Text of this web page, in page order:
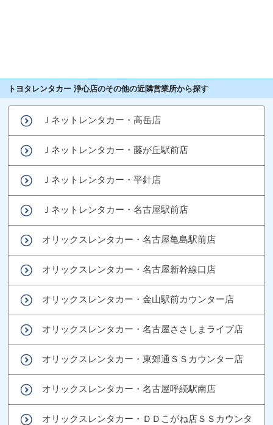
トヨタレンタカー 浄心店のその他の近隣営業所から探す
Ｊネットレンタカー・高岳店
Ｊネットレンタカー・藤が丘駅前店
Ｊネットレンタカー・平針店
Ｊネットレンタカー・名古屋駅前店
オリックスレンタカー・名古屋亀島駅前店
オリックスレンタカー・名古屋新幹線口店
オリックスレンタカー・金山駅前カウンター店
オリックスレンタカー・名古屋ささしまライブ店
オリックスレンタカー・東郊通ＳＳカウンター店
オリックスレンタカー・名古屋呼続駅南店
オリックスレンタカー・ＤＤこがね店ＳＳカウンタ